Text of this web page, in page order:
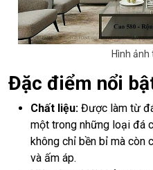
Hình
Đặc điểm nổi
Chất liệu: Được làm từ
một trong những loại đá
không chỉ bền bỉ mà còn
và ấm áp.